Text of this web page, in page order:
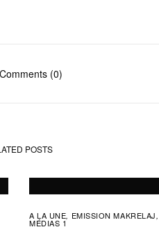
(0)
POSTS
A LA UNE, EMISSION MAKRELAJ,
MÉDIAS 1